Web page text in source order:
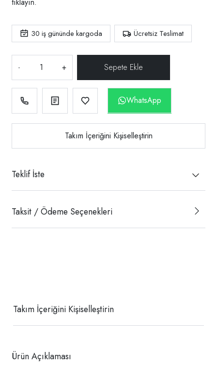
30 iş gününde kargoda Ücretsiz Teslimat
- +
WhatsApp
Takım İçeriğini Kişiselleştirin
Teklif İste
Taksit / Ödeme Seçenekleri
Takım İçeriğini Kişiselleştirin
Ürün Açıklaması